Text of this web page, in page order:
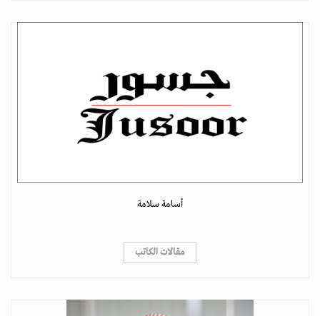
أسامة سلامة
مقالات الكاتب